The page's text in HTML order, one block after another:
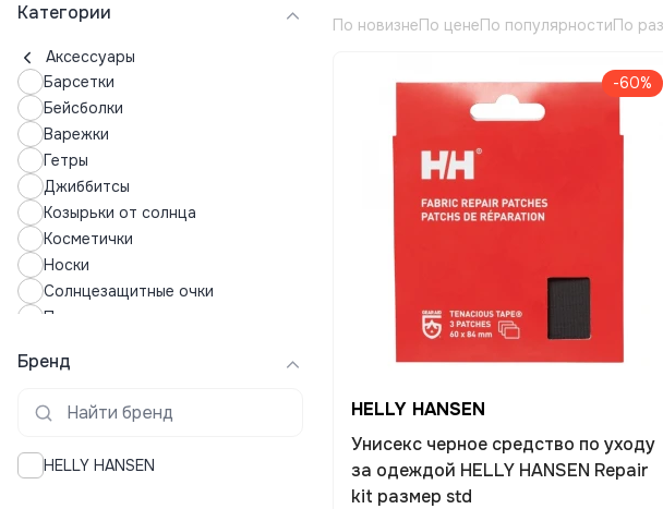
Категории
Аксессуары
Барсетки
Бейсболки
Варежки
Гетры
Джиббитсы
Козырьки от солнца
Косметички
Носки
Солнцезащитные очки
Панамы
Подушки для сна
Ремни
Спортивные часы
Бренд
HELLY HANSEN
По новизнеПо ценеПо популярностиПо
-60%
HELLY HANSEN
Унисекс черное средство по уходу
за одеждой HELLY HANSEN Repair
kit размер std